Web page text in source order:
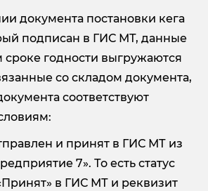
документа постановки кега
подписан в ГИС МТ, данные
сроке годности выгружаются
со складом документа,
соответствуют
и принят в ГИС МТ из
7». То есть статус
в ГИС МТ и реквизит